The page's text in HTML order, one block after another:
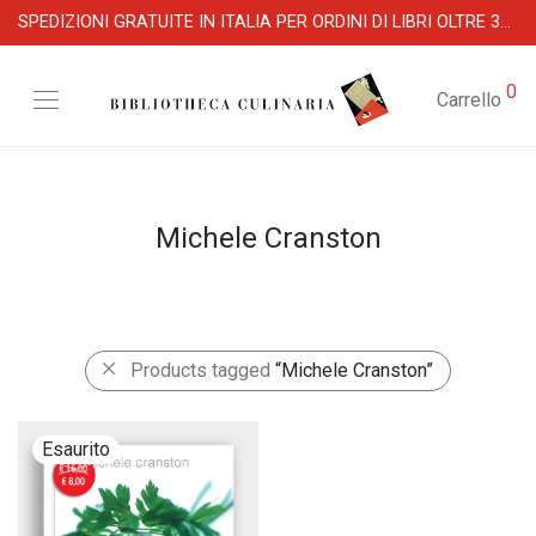
SPEDIZIONI GRATUITE IN ITALIA PER ORDINI DI LIBRI OLTRE 39 €
Carrello 0
Michele Cranston
Products tagged “Michele Cranston”